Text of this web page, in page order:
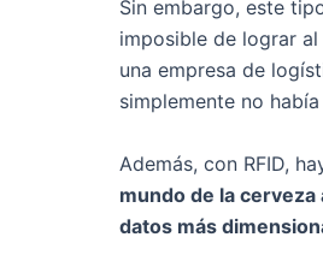
Sin embargo, este
imposible de lograr
una empresa de
simplemente no
Además, con RFID,
mundo de la
datos más